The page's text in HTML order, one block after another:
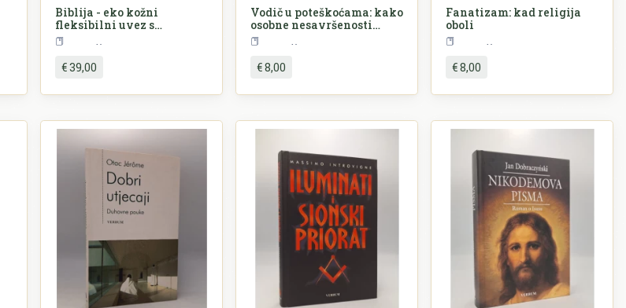
Biblija - eko kožni
fleksibilni uvez s
patentnim zatvaračem
€ 39,00
Vodič u poteškoćama: kako
osobne nesavršenosti
upotrijebiti za duhovni
rast
€ 8,00
Fanatizam: kad religija
oboli
€ 8,00